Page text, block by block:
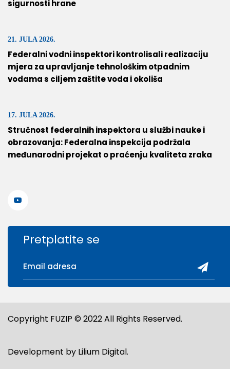
sigurnosti hrane
21. JULA 2026.
Federalni vodni inspektori kontrolisali realizaciju
mjera za upravljanje tehnološkim otpadnim
vodama s ciljem zaštite voda i okoliša
17. JULA 2026.
Stručnost federalnih inspektora u službi nauke i
obrazovanja: Federalna inspekcija podržala
međunarodni projekat o praćenju kvaliteta zraka
Pretplatite se
Copyright FUZIP © 2022 All Rights Reserved.
Development by Lilium Digital.